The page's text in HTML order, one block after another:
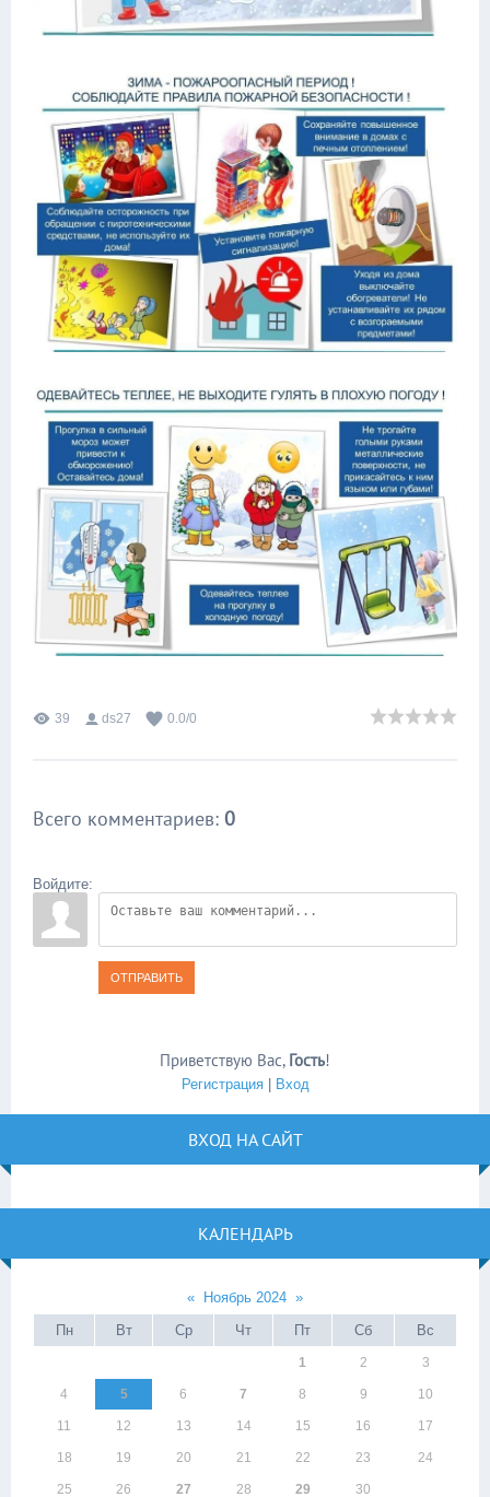
39 ds27 0.0/0
Всего комментариев: 0
Войдите:
ОТПРАВИТЬ
Приветствую Вас, Гость!
Регистрация| Вход
ВХОД НА САЙТ
КАЛЕНДАРЬ
« Ноябрь 2024 »
Пн
Вт Ср Чт Пт Сб Вс
1 2 3
4 5 6 7 8 9 10
11 12 13 14 15 16 17
18 19 20 21 22 23 24
25 26 27 28 29 30